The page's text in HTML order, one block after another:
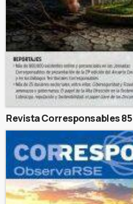
Revista Corresponsables 85